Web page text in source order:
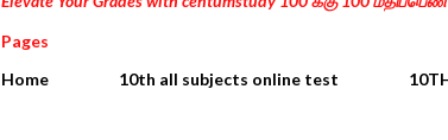
Pages
Home
10th all subjects online test